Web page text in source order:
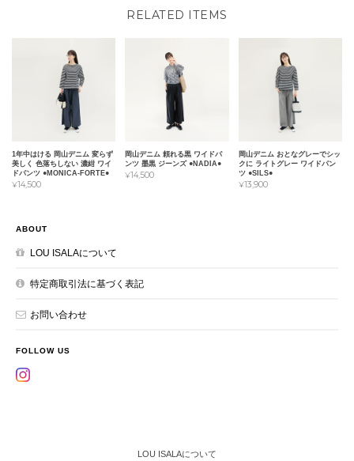
RELATED ITEMS
1年中はける 岡山デニム 変らず
美しく 色落ちしない 濃紺 ワイ
ドパンツ ●MONICA-FORTE●
¥14,500
岡山デニム 頼れる黒 ワイドパ
ンツ 墨黒 ジーンズ ●NADIA●
¥14,500
岡山デニム おとなグレーでシッ
クに ライトグレー ワイドパン
ツ ●SILS●
¥13,900
ABOUT
LOU ISALAについて
特定商取引法に基づく表記
お問い合わせ
FOLLOW US
LOU ISALAについて